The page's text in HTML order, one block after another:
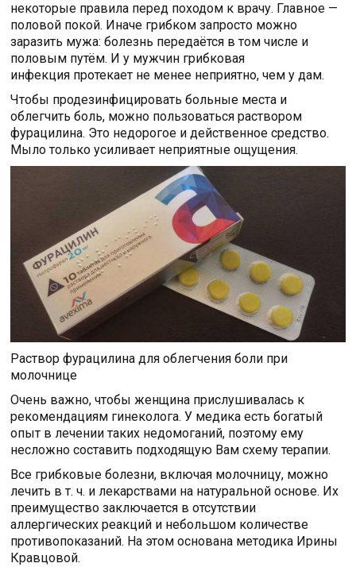
некоторые правила перед походом к врачу. Главное —
половой покой. Иначе грибком запросто можно
заразить мужа: болезнь передаётся в том числе и
половым путём. И у мужчин грибковая
инфекция протекает не менее неприятно, чем у дам.
Чтобы продезинфицировать больные места и
облегчить боль, можно пользоваться раствором
фурацилина. Это недорогое и действенное средство.
Мыло только усиливает неприятные ощущения.
Раствор фурацилина для облегчения боли при
молочнице
Очень важно, чтобы женщина прислушивалась к
рекомендациям гинеколога. У медика есть богатый
опыт в лечении таких недомоганий, поэтому ему
несложно составить подходящую Вам схему терапии.
Все грибковые болезни, включая молочницу, можно
лечить в т. ч. и лекарствами на натуральной основе. Их
преимущество заключается в отсутствии
аллергических реакций и небольшом количестве
противопоказаний. На этом основана методика Ирины
Кравцовой.